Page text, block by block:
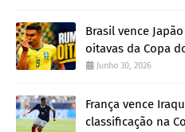
Brasil vence
oitavas da Copa
Junho 30, 2026
França vence
classificação na